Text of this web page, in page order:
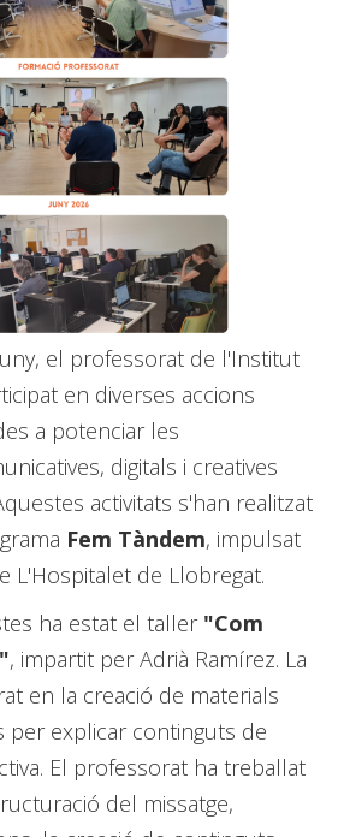
el professorat de l'Institut
en diverses accions
a potenciar les
digitals i creatives
activitats s'han realitzat
Fem Tàndem, impulsat
L'Hospitalet de Llobregat.
ha estat el taller "Com
, impartit per Adrià Ramírez. La
en la creació de materials
per explicar continguts de
El professorat ha treballat
del missatge,